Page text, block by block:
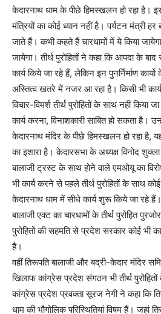
केदारनाथ धाम के पीछे हिमस्खलन हो रहा है।
मंत्रियों का कोई ध्यान नहीं है। पर्यटन मंत्री
जाते हैं। कभी कहते हैं चारधामों में ये किया
जायेगा। तीर्थ पुरोहितों ने कहा कि आपदा के बाद
कार्य किये जा रहे हैं, लेकिन इन पुनर्निर्माण
अस्तित्व खतरे में नजर आ रहा है। किसी भी
विचार-विमर्श तीर्थ पुरोहितों के साथ नहीं किया
कार्य करना, विनाशकारी साबित हो सकता है।
केदारनाथ मंदिर के पीछे हिमस्खलन हो रहा है,
का इशारा है। केदारसभा के अध्यक्ष विनोद
बालाजी ट्रस्ट के साथ होने वाले एमओयू का
भी कार्य करने से पहले तीर्थ पुरोहितों के साथ
केदारनाथ धाम में सीधे कार्य शुरू किये जा रहे
बालाजी एक्ट का चारधामों के तीर्थ पुरोहित
पुरोहितों की सहमति से प्रदेश सरकार कोई भी
है।
वहीं तिरूपति बालाजी और बद्री-केदार मंदिर
खिलाफ कांग्रेस प्रदेश संगठन भी तीर्थ
कांग्रेस प्रदेश प्रवक्ता सूरज नेगी ने कहा कि
धाम की भौगोलिक परिस्थितियां विषम हैं। जहां